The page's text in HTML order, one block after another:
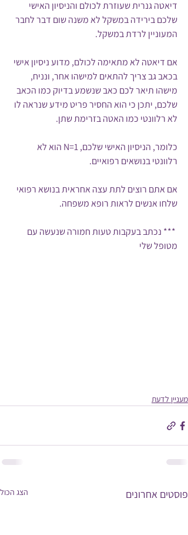
דיאטה גנרית שעוזרת לכולם והניסיון האישי
שלכם בירידה במשקל לא משנה שום דבר לחבר
המעוניין לרדת במשקל.
אם דיאטה לא מתאימה לכולם, מדוע ניסיון אישי
בכאב גב צריך להתאים למישהו אחר, ונניח,
מישהו תיאר לכם כאב שנשמע בדיוק כמו הכאב
שלכם, יתכן כי הוא החסיר פריט מידע שנראה לו
לא רלוונטי כמו האטה בזרימת שתן.
כלומר, הניסיון האישי שלכם, N=1 הוא לא
רלוונטי בנושאים רפואיים.
אם אתם רוצים לתת עצה אחראית בנושא רפואי
שלחו אנשים לראות רופא משפחה.
*** נכתב בעקבות טעות חמורה שנעשה עם
מטופל שלי
מעניין לדעת
פוסטים אחרונים הצג הכול